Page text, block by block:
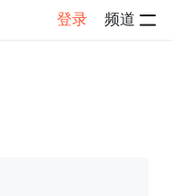
登录 频道